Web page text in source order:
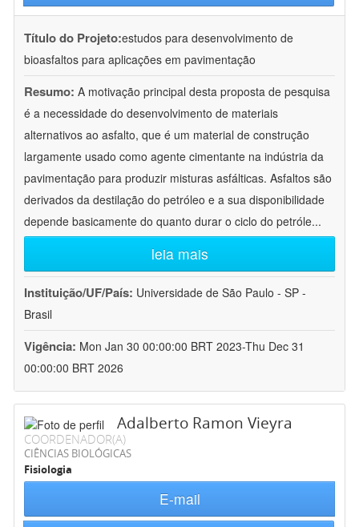
Título do Projeto:estudos para desenvolvimento de
bioasfaltos para aplicações em pavimentação
Resumo: A motivação principal desta proposta de pesquisa
é a necessidade do desenvolvimento de materiais
alternativos ao asfalto, que é um material de construção
largamente usado como agente cimentante na indústria da
pavimentação para produzir misturas asfálticas. Asfaltos são
derivados da destilação do petróleo e a sua disponibilidade
depende basicamente do quanto durar o ciclo do petróle...
leia mais
Instituição/UF/País: Universidade de São Paulo - SP -
Brasil
Vigência: Mon Jan 30 00:00:00 BRT 2023-Thu Dec 31
00:00:00 BRT 2026
Adalberto Ramon Vieyra
COORDENADOR(A)
CIÊNCIAS BIOLÓGICAS
Fisiologia
E-mail